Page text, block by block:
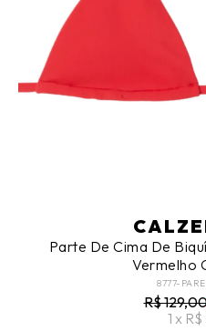
Parte De Cima De
Vermelho
8777-
R$
1 x